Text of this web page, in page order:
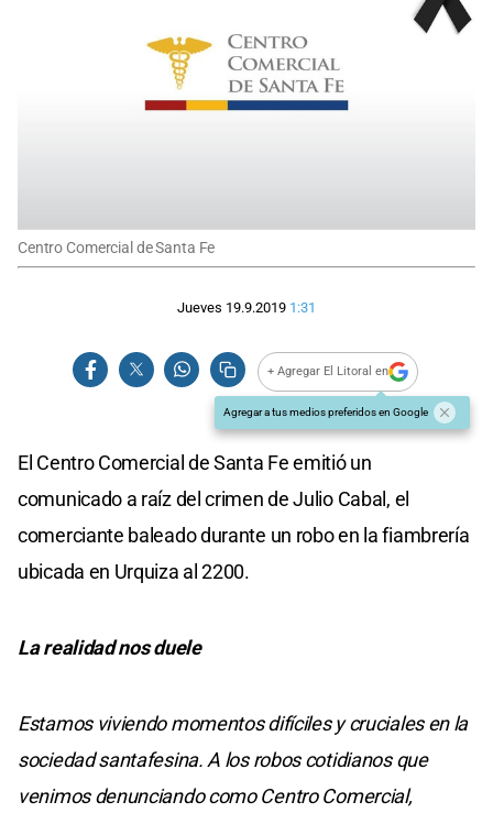
Centro Comercial de Santa Fe
Jueves 19.9.2019 1:31
+ Agregar El Litoral en
Agregar a tus medios preferidos en Google
El Centro Comercial de Santa Fe emitió un
comunicado a raíz del crimen de Julio Cabal, el
comerciante baleado durante un robo en la fiambrería
ubicada en Urquiza al 2200.
La realidad nos duele
Estamos viviendo momentos difíciles y cruciales en la
sociedad santafesina. A los robos cotidianos que
venimos denunciando como Centro Comercial,